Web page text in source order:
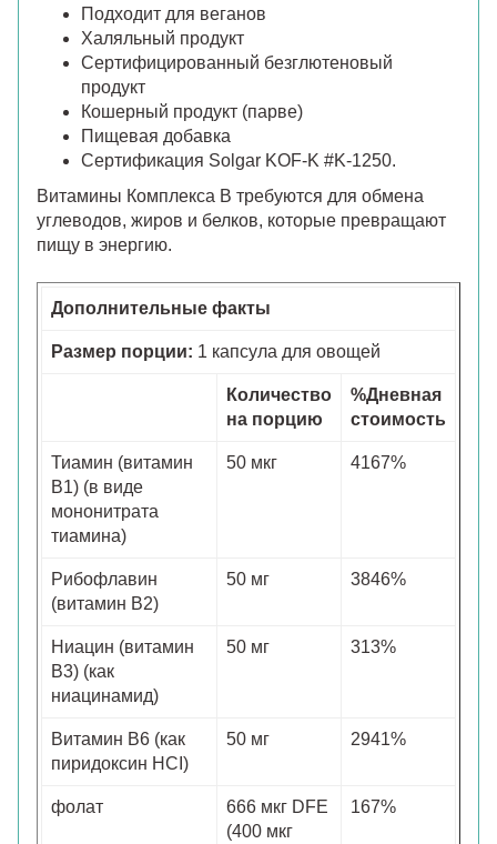
Подходит для веганов
Халяльный продукт
Сертифицированный безглютеновый
продукт
Кошерный продукт (парве)
Пищевая добавка
Сертификация Solgar KOF-K #K-1250.
Витамины Комплекса B требуются для обмена
углеводов, жиров и белков, которые превращают
пищу в энергию.
Дополнительные факты
Размер порции: 1 капсула для овощей
Количество
на порцию
%Дневная
стоимость
Тиамин (витамин
B1) (в виде
мононитрата
тиамина)
50 мкг 4167%
Рибофлавин
(витамин B2)
50 мг 3846%
Ниацин (витамин
B3) (как
ниацинамид)
50 мг 313%
Витамин B6 (как
пиридоксин HCI)
50 мг 2941%
фолат
666 мкг DFE
(400 мкг
167%